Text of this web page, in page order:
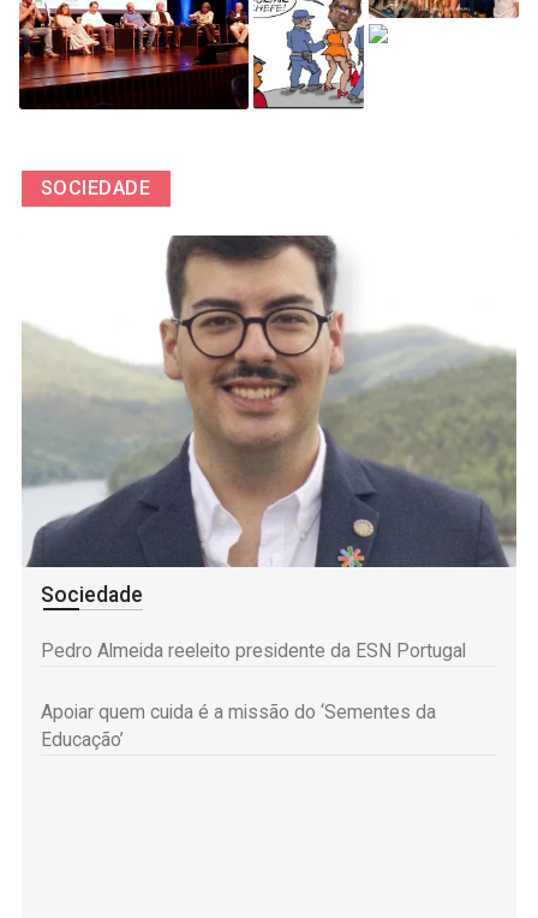
SOCIEDADE
Sociedade
Pedro Almeida reeleito presidente da ESN Portugal
Apoiar quem cuida é a missão do ‘Sementes da
Educação’